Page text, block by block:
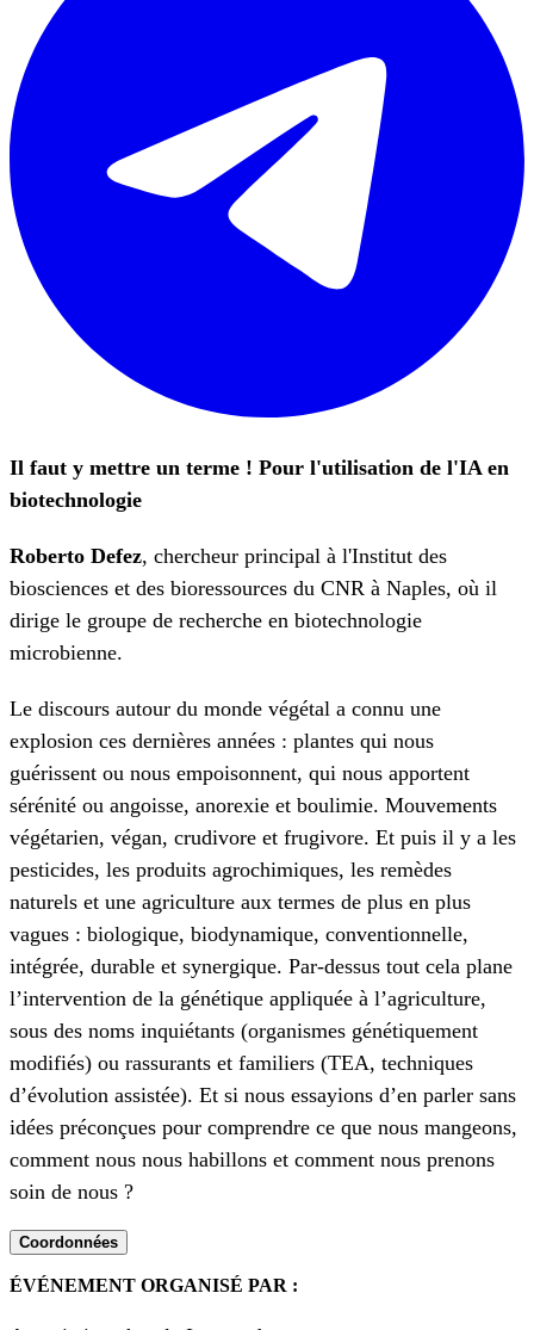
Il faut y mettre un terme ! Pour l'utilisation de l'IA en
biotechnologie
Roberto Defez, chercheur principal à l'Institut des
biosciences et des bioressources du CNR à Naples, où il
dirige le groupe de recherche en biotechnologie
microbienne.
Le discours autour du monde végétal a connu une
explosion ces dernières années : plantes qui nous
guérissent ou nous empoisonnent, qui nous apportent
sérénité ou angoisse, anorexie et boulimie. Mouvements
végétarien, végan, crudivore et frugivore. Et puis il y a les
pesticides, les produits agrochimiques, les remèdes
naturels et une agriculture aux termes de plus en plus
vagues : biologique, biodynamique, conventionnelle,
intégrée, durable et synergique. Par-dessus tout cela plane
l’intervention de la génétique appliquée à l’agriculture,
sous des noms inquiétants (organismes génétiquement
modifiés) ou rassurants et familiers (TEA, techniques
d’évolution assistée). Et si nous essayions d’en parler sans
idées préconçues pour comprendre ce que nous mangeons,
comment nous nous habillons et comment nous prenons
soin de nous ?
Coordonnées
ÉVÉNEMENT ORGANISÉ PAR :